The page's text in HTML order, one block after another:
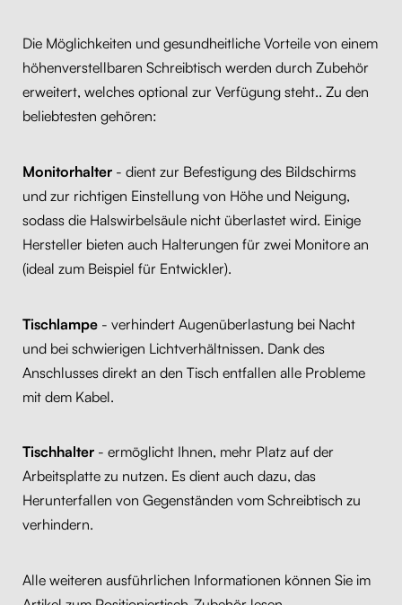
Die Möglichkeiten und gesundheitliche Vorteile von einem
höhenverstellbaren Schreibtisch werden durch Zubehör
erweitert, welches optional zur Verfügung steht.. Zu den
beliebtesten gehören:
Monitorhalter- dient zur Befestigung des Bildschirms
und zur richtigen Einstellung von Höhe und Neigung,
sodass die Halswirbelsäule nicht überlastet wird. Einige
Hersteller bieten auch Halterungen für zwei Monitore an
(ideal zum Beispiel für Entwickler).
Tischlampe- verhindert Augenüberlastung bei Nacht
und bei schwierigen Lichtverhältnissen. Dank des
Anschlusses direkt an den Tisch entfallen alle Probleme
mit dem Kabel.
Tischhalter- ermöglicht Ihnen, mehr Platz auf der
Arbeitsplatte zu nutzen. Es dient auch dazu, das
Herunterfallen von Gegenständen vom Schreibtisch zu
verhindern.
Alle weiteren ausführlichen Informationen können Sie im